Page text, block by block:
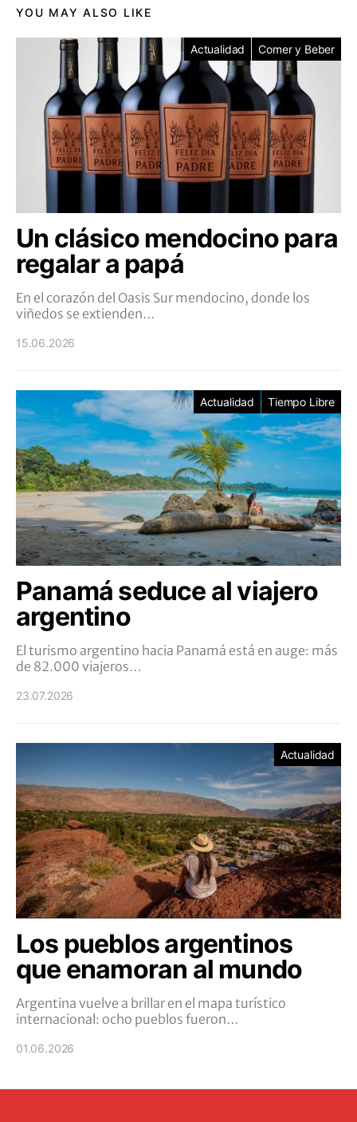
YOU MAY ALSO LIKE
Actualidad Comer y Beber
Un clásico mendocino para
regalar a papá
En el corazón del Oasis Sur mendocino, donde los
viñedos se extienden…
15.06.2026
Actualidad Tiempo Libre
Panamá seduce al viajero
argentino
El turismo argentino hacia Panamá está en auge: más
de 82.000 viajeros…
23.07.2026
Actualidad
Los pueblos argentinos
que enamoran al mundo
Argentina vuelve a brillar en el mapa turístico
internacional: ocho pueblos fueron…
01.06.2026